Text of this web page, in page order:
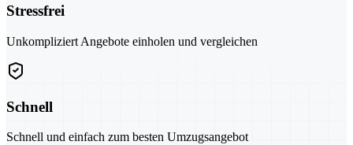
Stressfrei
Unkompliziert Angebote einholen und vergleichen
Schnell
Schnell und einfach zum besten Umzugsangebot